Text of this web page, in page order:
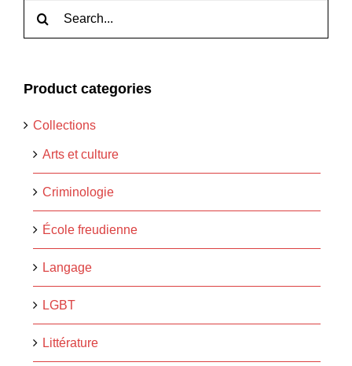
Product categories
Collections
Arts et culture
Criminologie
École freudienne
Langage
LGBT
Littérature